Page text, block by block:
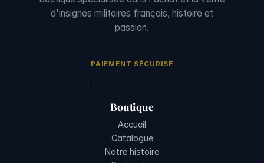
d'insignes militaires français, histoire et
passion.
PAIEMENT SÉCURISÉ
Boutique
Accueil
Catalogue
Notre histoire